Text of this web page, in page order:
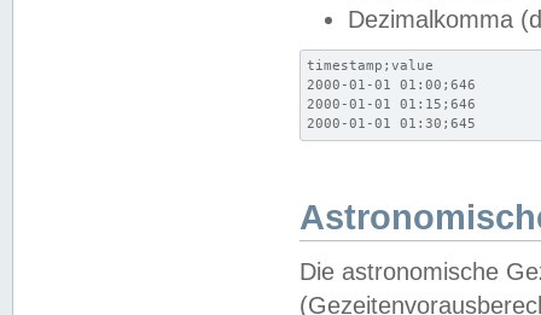
Dezimalkomma
timestamp;value
2000-01-01 01:00;646
2000-01-01 01:15;646
2000-01-01 01:30;645
Die astronomische